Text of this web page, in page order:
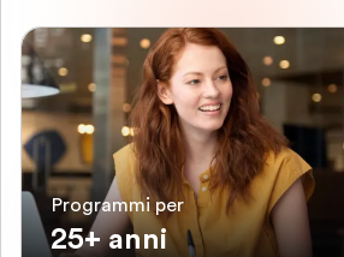
Programmi per
25+ anni